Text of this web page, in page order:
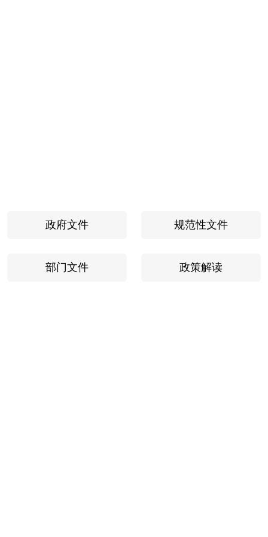
政府文件 规范性文件
部门文件 政策解读